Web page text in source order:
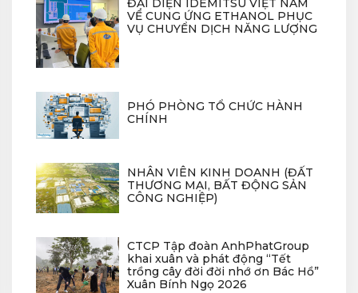
ĐẠI DIỆN IDEMITSU VIỆT NAM
VỀ CUNG ỨNG ETHANOL PHỤC
VỤ CHUYỂN DỊCH NĂNG LƯỢNG
PHÓ PHÒNG TỔ CHỨC HÀNH
CHÍNH
NHÂN VIÊN KINH DOANH (ĐẤT
THƯƠNG MẠI, BẤT ĐỘNG SẢN
CÔNG NGHIỆP)
CTCP Tập đoàn AnhPhatGroup
khai xuân và phát động “Tết
trồng cây đời đời nhớ ơn Bác Hồ”
Xuân Bính Ngọ 2026